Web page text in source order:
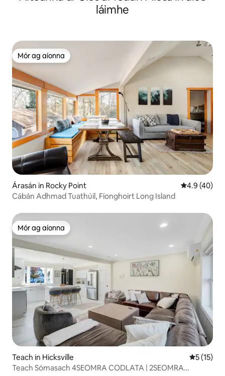
láimhe
Mór ag aíonna
Mór ag aíonna
Árasán in Rocky Point Meánrátáil
4.9 (40)
Cábán Adhmad Tuathúil, Fíonghoirt Long Island
Mór ag aíonna
Mór ag aíonna
Teach in Hicksville
5 (15)
Teach Sómasach 4SEOMRA CODLATA | 2SEOMRA